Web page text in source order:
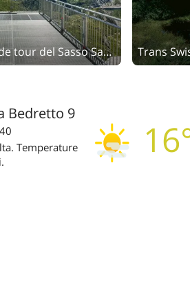
Biglietto grande tour del Sasso San Gottardo Trans
Bedretto 9
Temperature